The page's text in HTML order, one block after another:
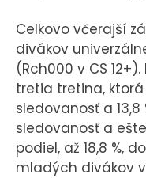
Celkovo včerajší
divákov
(Rch000 v CS
tretia tretina, ktorá
sledovanosť a 13,8
sledovanosť a
podiel, až 18,8 %,
mladých divákov v